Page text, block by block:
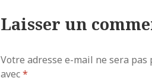
Laisser un
Votre adresse e-mail ne sera pas
avec*